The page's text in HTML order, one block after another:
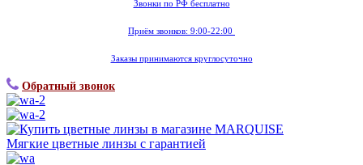
Звонки по РФ бесплатно
Приём звонков: 9:00-22:00
Заказы принимаются круглосуточно
Обратный звонок
Мягкие цветные линзы с гарантией